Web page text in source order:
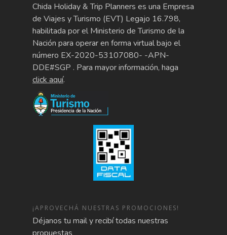
Chida Holiday & Trip Planners es una Empresa
de Viajes y Turismo (EVT) Legajo 16.798,
habilitada por el Ministerio de Turismo de la
Nación para operar en forma virtual bajo el
número EX-2020-53107080- -APN-
DDE#SGP . Para mayor información, haga
click aquí.
¡APROVECHÁ NUESTRAS PROMOCIONES!
Déjanos tu mail y recibí todas nuestras